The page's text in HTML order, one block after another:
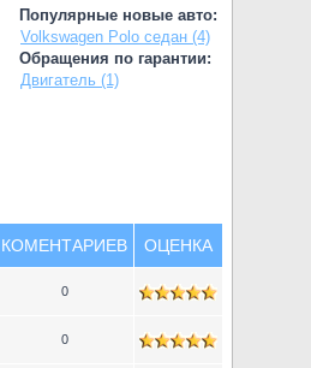
Популярные новые авто:
Volkswagen Polo седан (4)
Обращения по гарантии:
Двигатель (1)
КОМЕНТАРИЕВ ОЦЕНКА
0
0